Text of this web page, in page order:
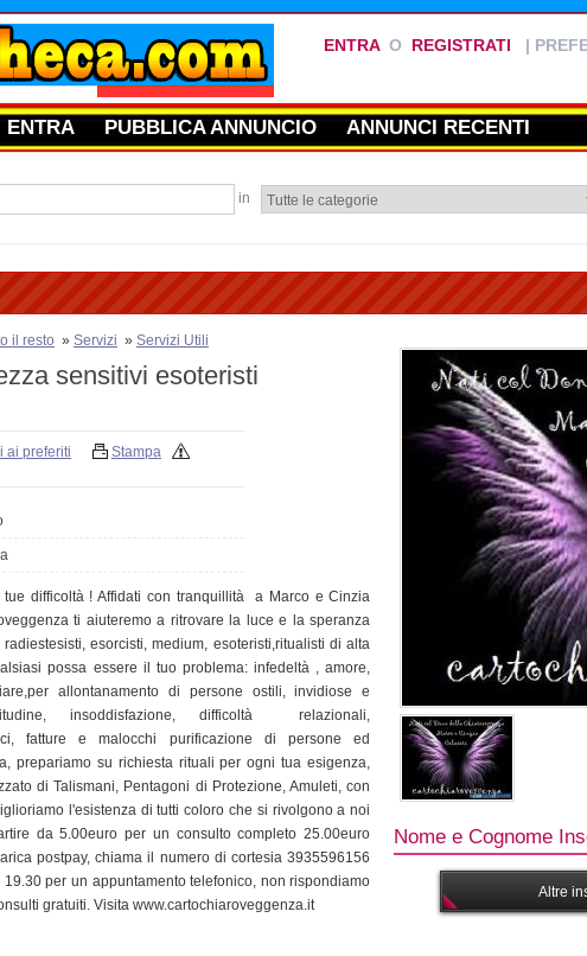
ENTRAO REGISTRATI |
ENTRA PUBBLICA ANNUNCIO ANNUNCI RECENTI
in
il resto » Servizi » Servizi Utili
sensitivi esoteristi
ai preferiti
Stampa
difficoltà ! Affidati con tranquillità a Marco e Cinzia
ti aiuteremo a ritrovare la luce e la speranza
esorcisti, medium, esoteristi,ritualisti di alta
possa essere il tuo problema: infedeltà , amore,
allontanamento di persone ostili, invidiose e
insoddisfazione, difficoltà relazionali,
fatture e malocchi purificazione di persone ed
prepariamo su richiesta rituali per ogni tua esigenza,
di Talismani, Pentagoni di Protezione, Amuleti, con
l'esistenza di tutti coloro che si rivolgono a noi
da 5.00euro per un consulto completo 25.00euro
postpay, chiama il numero di cortesia 3935596156
per un appuntamento telefonico, non rispondiamo
gratuiti. Visita www.cartochiaroveggenza.it
Nome e Cognome
Altre